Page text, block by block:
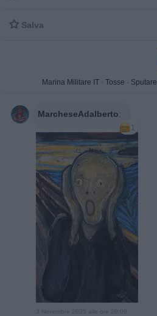
 Salva
Marina Militare IT · Tosse · Sputare
MarcheseAdalberto:
1
3 Novembre 2025 alle ore 20:09